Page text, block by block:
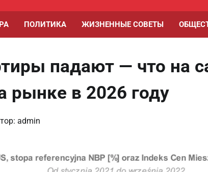
ПОЛИТИКА ЖИЗНЕННЫЕ СОВЕТЫ
падают — что на
рынке в 2026 году
admin